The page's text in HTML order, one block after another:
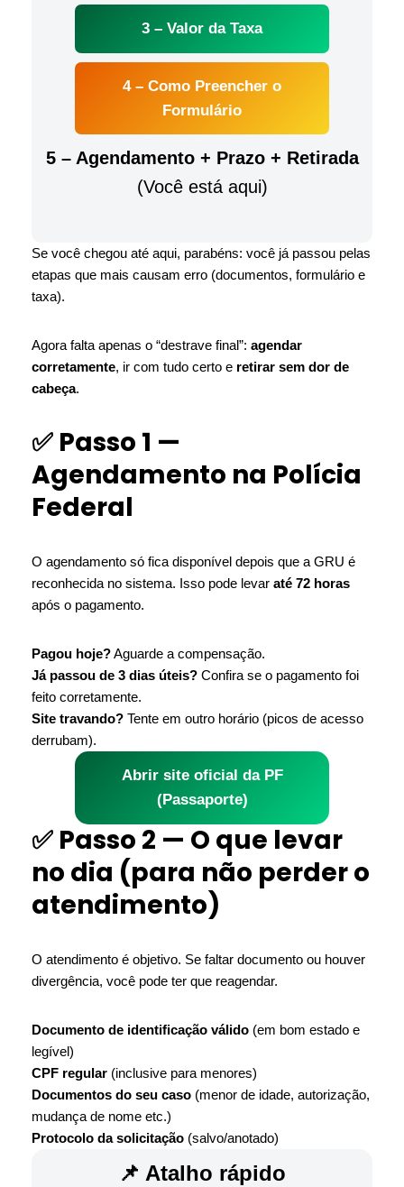
3 – Valor da Taxa
4 – Como Preencher o
Formulário
5 – Agendamento + Prazo + Retirada
(Você está aqui)
Se você chegou até aqui, parabéns: você já passou pelas
etapas que mais causam erro (documentos, formulário e
taxa).
Agora falta apenas o “destrave final”: agendar
corretamente, ir com tudo certo e retirar sem dor de
cabeça.
✅ Passo 1 —
Agendamento na Polícia
Federal
O agendamento só fica disponível depois que a GRU é
reconhecida no sistema. Isso pode levar até 72 horas
após o pagamento.
Pagou hoje?Aguarde a compensação.
Já passou de 3 dias úteis? Confira se o pagamento foi
feito corretamente.
Site travando? Tente em outro horário (picos de acesso
derrubam).
Abrir site oficial da PF
(Passaporte)
✅ Passo 2 — O que levar
no dia (para não perder o
atendimento)
O atendimento é objetivo. Se faltar documento ou houver
divergência, você pode ter que reagendar.
Documento de identificação válido (em bom estado e
legível)
CPF regular (inclusive para menores)
Documentos do seu caso (menor de idade, autorização,
mudança de nome etc.)
Protocolo da solicitação (salvo/anotado)
📌 Atalho rápido